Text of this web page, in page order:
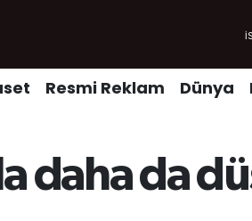
Resmi Reklam Dünya
daha da